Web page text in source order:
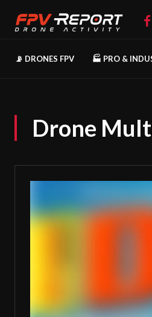
📡 DRONES FPV 🏭 PRO &
Drone